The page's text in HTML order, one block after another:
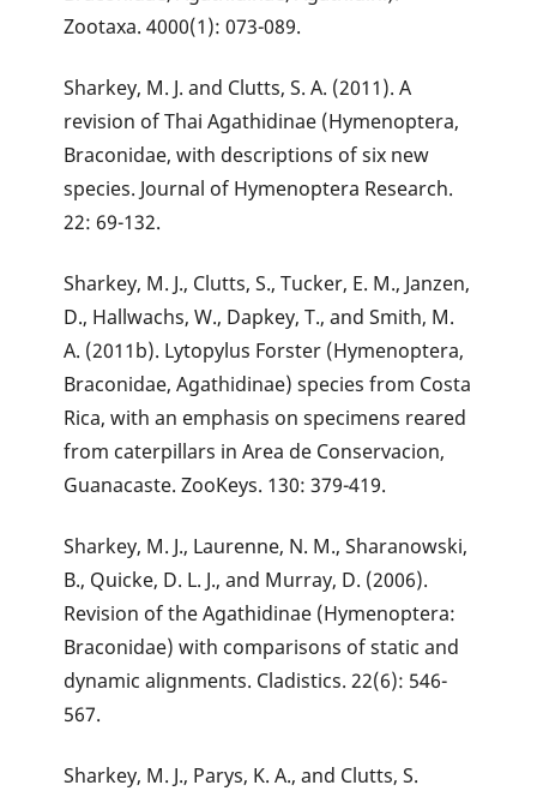
Zootaxa. 4000(1): 073-089.
Sharkey, M. J. and Clutts, S. A. (2011). A
revision of Thai Agathidinae (Hymenoptera,
Braconidae, with descriptions of six new
species. Journal of Hymenoptera Research.
22: 69-132.
Sharkey, M. J., Clutts, S., Tucker, E. M., Janzen,
D., Hallwachs, W., Dapkey, T., and Smith, M.
A. (2011b). Lytopylus Forster (Hymenoptera,
Braconidae, Agathidinae) species from Costa
Rica, with an emphasis on specimens reared
from caterpillars in Area de Conservacion,
Guanacaste. ZooKeys. 130: 379-419.
Sharkey, M. J., Laurenne, N. M., Sharanowski,
B., Quicke, D. L. J., and Murray, D. (2006).
Revision of the Agathidinae (Hymenoptera:
Braconidae) with comparisons of static and
dynamic alignments. Cladistics. 22(6): 546-
567.
Sharkey, M. J., Parys, K. A., and Clutts, S.